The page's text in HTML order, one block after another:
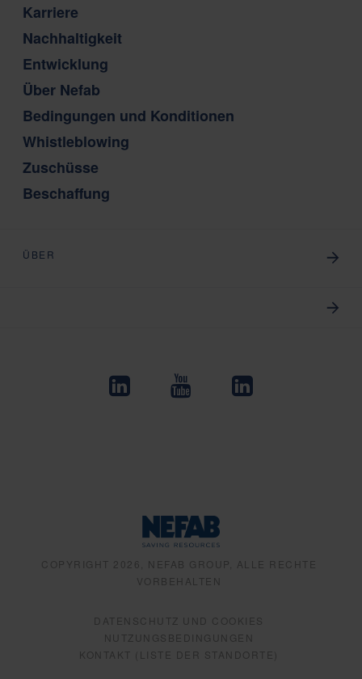
Karriere
Nachhaltigkeit
Entwicklung
Über Nefab
Bedingungen und Konditionen
Whistleblowing
Zuschüsse
Beschaffung
ÜBER
COPYRIGHT 2026, NEFAB GROUP, ALLE RECHTE
VORBEHALTEN
DATENSCHUTZ UND COOKIES
NUTZUNGSBEDINGUNGEN
KONTAKT (LISTE DER STANDORTE)